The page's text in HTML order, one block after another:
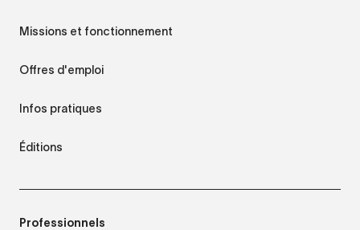
Missions et fonctionnement
Offres d'emploi
Infos pratiques
Éditions
Professionnels